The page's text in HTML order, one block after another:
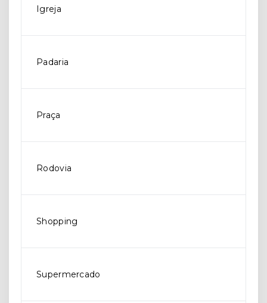
Igreja
Padaria
Praça
Rodovia
Shopping
Supermercado